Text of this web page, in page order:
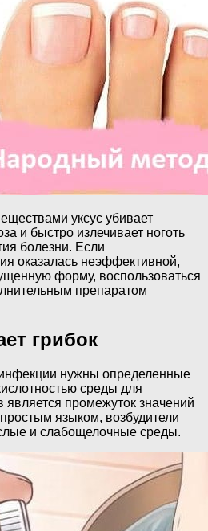
уксус убивает
и быстро излечивает ноготь
болезни. Если
оказалась неэффективной,
форму, воспользоваться
препаратом
грибок
нужны определенные
среды для
является промежуток значений
языком, возбудители
и слабощелочные среды.